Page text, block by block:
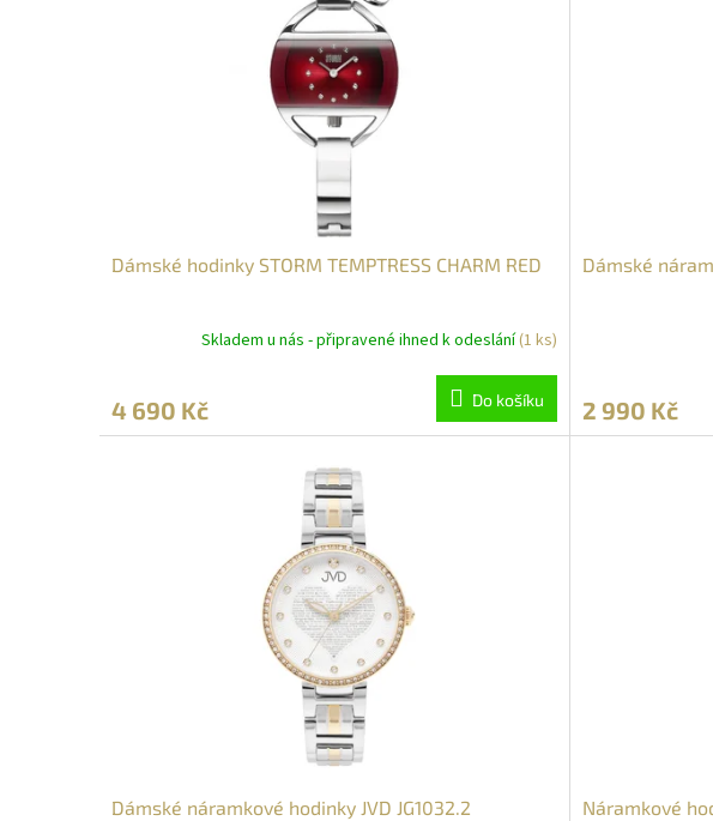
Dámské hodinky STORM TEMPTRESS CHARM RED
Skladem u nás - připravené ihned k odeslání(1 ks)
4 690 Kč Do košíku
Dámské
2 990 Kč
Dámské náramkové hodinky JVD JG1032.2 Náramkové